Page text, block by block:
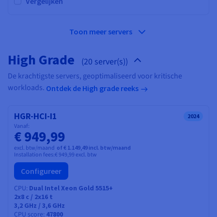
Toon meer servers
High Grade (20 server(s))
De krachtigste servers, geoptimaliseerd voor kritische
workloads. Ontdek de High grade reeks
HGR-HCI-I1 2024
Vanaf:
€ 949,99
excl. btw/maand of € 1.149,49 incl. btw/maand
Installation fees:€ 949,99 excl. btw
Configureer
CPU Dual Intel Xeon Gold 5515+
2x8 c / 2x16 t
3,2 GHz / 3,6 GHz
CPU score 47800